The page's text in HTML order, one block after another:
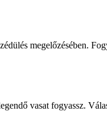
megelőzésében.
vasat fogyassz.